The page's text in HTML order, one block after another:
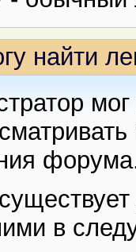
найти
в